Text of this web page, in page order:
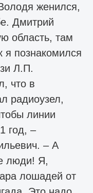
женился,
Дмитрий
область, там
я познакомился
Л.П.
что в
радиоузел,
линии
год, –
– А
люди! Я,
лошадей от